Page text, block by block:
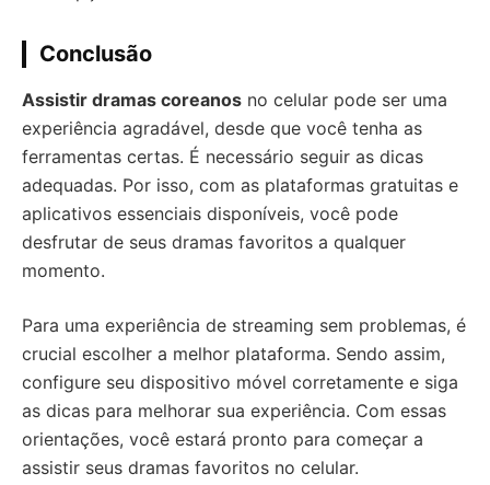
Conclusão
Assistir dramas coreanos no celular pode ser uma
experiência agradável, desde que você tenha as
ferramentas certas. É necessário seguir as dicas
adequadas. Por isso, com as plataformas gratuitas e
aplicativos essenciais disponíveis, você pode
desfrutar de seus dramas favoritos a qualquer
momento.
Para uma experiência de streaming sem problemas, é
crucial escolher a melhor plataforma. Sendo assim,
configure seu dispositivo móvel corretamente e siga
as dicas para melhorar sua experiência. Com essas
orientações, você estará pronto para começar a
assistir seus dramas favoritos no celular.